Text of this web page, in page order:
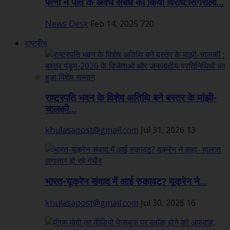
पत्नी ने पति के अवैध संबंध का किया विरोध:सिंगरौली...
News Desk Feb 14, 2025 720
राष्ट्रीय
राष्ट्रपति भवन के विशेष अतिथि बने बस्तर के मांझी-
चालकी...
khulasapost@gmail.com Jul 31, 2026 13
भारत-यूक्रेन संवाद में आई रुकावट? यूक्रेन ने...
khulasapost@gmail.com Jul 30, 2026 16